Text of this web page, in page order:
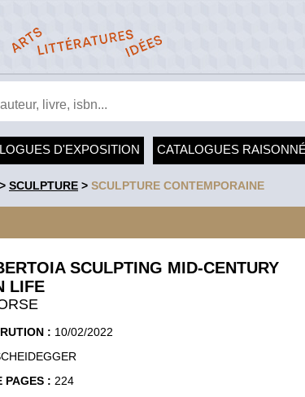
D'EXPOSITION CATALOGUES
> SCULPTURE > SCULPTURE CONTEMPORAINE
SCULPTING MID-CENTURY
LIFE
: 10/02/2022
PAGES : 224